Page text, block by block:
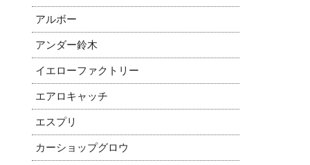
アルボー
アンダー鈴木
イエローファクトリー
エアロキャッチ
エスプリ
カーショップグロウ